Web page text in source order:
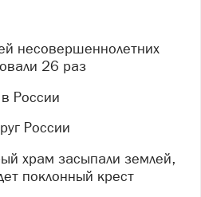
26 раз
в России
России
поклонный крест